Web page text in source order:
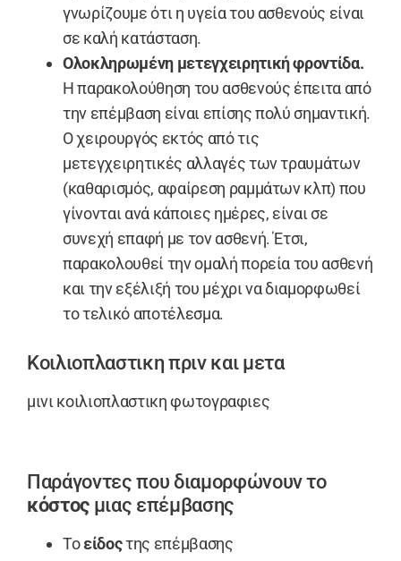
γνωρίζουμε ότι η υγεία του ασθενούς είναι
σε καλή κατάσταση.
Ολοκληρωμένη μετεγχειρητική φροντίδα.
Η παρακολούθηση του ασθενούς έπειτα από
την επέμβαση είναι επίσης πολύ σημαντική.
Ο χειρουργός εκτός από τις
μετεγχειρητικές αλλαγές των τραυμάτων
(καθαρισμός, αφαίρεση ραμμάτων κλπ) που
γίνονται ανά κάποιες ημέρες, είναι σε
συνεχή επαφή με τον ασθενή. Έτσι,
παρακολουθεί την ομαλή πορεία του ασθενή
και την εξέλιξή του μέχρι να διαμορφωθεί
το τελικό αποτέλεσμα.
Κοιλιοπλαστικη πριν και μετα
μινι κοιλιοπλαστικη φωτογραφιες
Παράγοντες που διαμορφώνουν το
κόστοςμιας επέμβασης
Τοείδοςτης επέμβασης